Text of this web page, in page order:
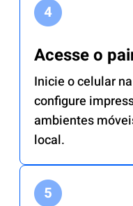
Acesse o
Inicie o celular
configure
ambientes
local.